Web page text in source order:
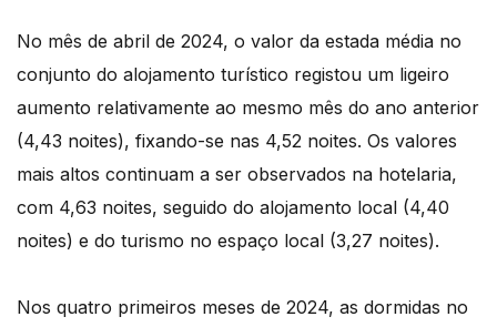
No mês de abril de 2024, o valor da estada média no
conjunto do alojamento turístico registou um ligeiro
aumento relativamente ao mesmo mês do ano anterior
(4,43 noites), fixando-se nas 4,52 noites. Os valores
mais altos continuam a ser observados na hotelaria,
com 4,63 noites, seguido do alojamento local (4,40
noites) e do turismo no espaço local (3,27 noites).
Nos quatro primeiros meses de 2024, as dormidas no